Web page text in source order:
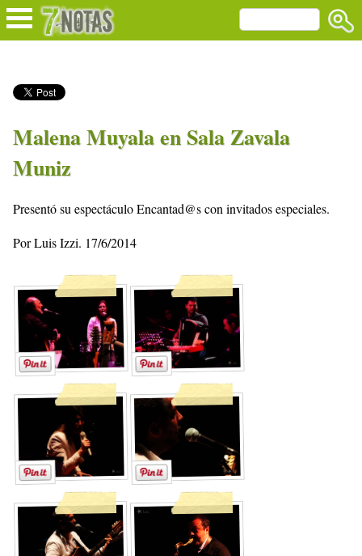
Malena Muyala en Sala Zavala
Muniz
Presentó su espectáculo Encantad@s con invitados especiales.
Por Luis Izzi. 17/6/2014